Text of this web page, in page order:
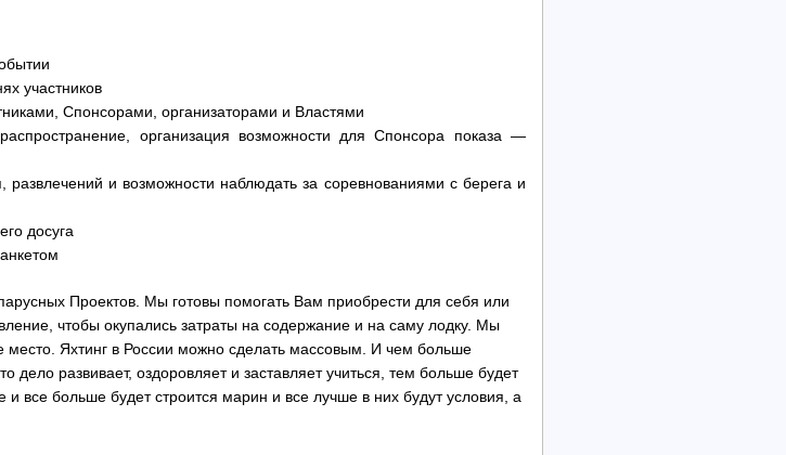
участников
Спонсорами, организаторами и Властями
организация возможности для Спонсора показа —
и возможности наблюдать за соревнованиями с берега и
досуга
Проектов. Мы готовы помогать Вам приобрести для себя или
чтобы окупались затраты на содержание и на саму лодку. Мы
место. Яхтинг в России можно сделать массовым. И чем больше
развивает, оздоровляет и заставляет учиться, тем больше будет
и все больше будет строится марин и все лучше в них будут условия, а